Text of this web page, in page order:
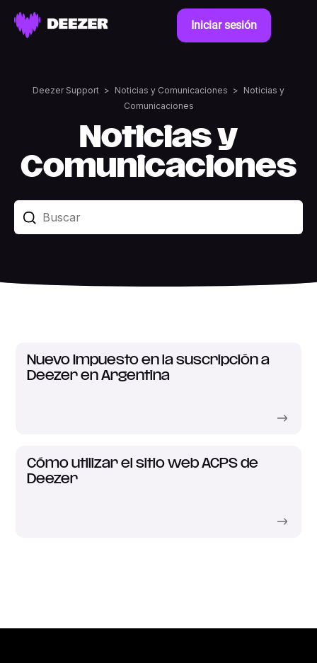
Iniciar sesión
Deezer Support Noticias y Comunicaciones
Noticias y
Comunicaciones
Noticias y
Comunicaciones
Nuevo Impuesto en la suscripción a
Deezer en Argentina
Cómo utilizar el sitio web ACPS de
Deezer